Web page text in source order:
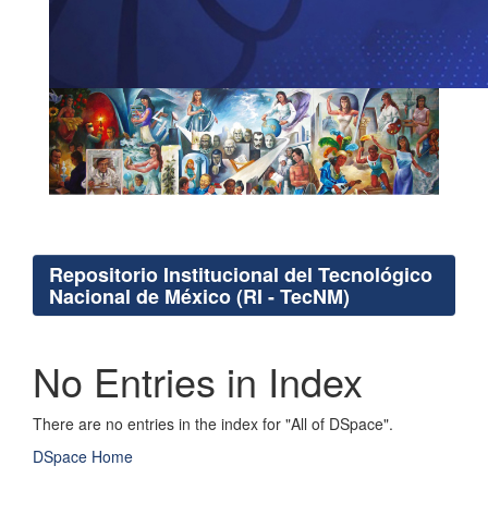
Repositorio Institucional del Tecnológico
Nacional de México (RI - TecNM)
No Entries in Index
There are no entries in the index for "All of DSpace".
DSpace Home